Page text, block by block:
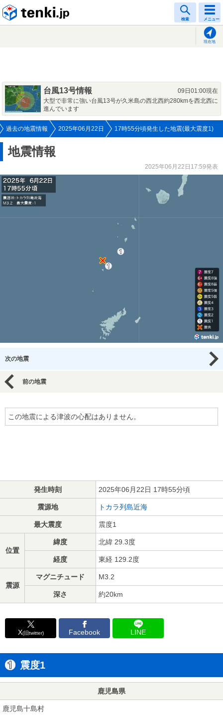
検索 メニュー
現在地
台風13号情報
09日01:00現在
大型で非常に強い台風13号が久米島の西北西約280kmを西北西に
進んでいます
過去の地震情報 2025年06月22日 17時55分頃発生した地震(最大震度1)
地震情報
2025年06月22日17:59発表
次の地震
前の地震
この地震による津波の心配はありません。
発生時刻 2025年06月22日 17時55分頃
震源地 トカラ列島近海
最大震度 震度1
位置
緯度 北緯 29.3度
経度 東経 129.2度
震源
マグニチュード M3.2
深さ 約20km
X(旧twitter) Facebook LINE
震度1
鹿児島県
鹿児島十島村